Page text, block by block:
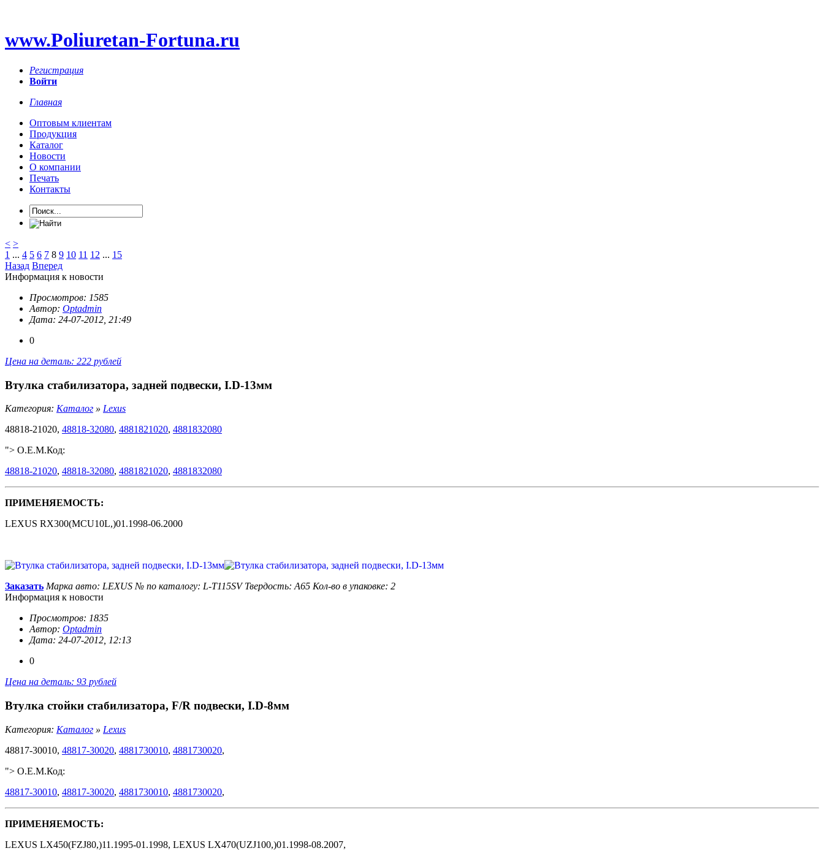
www.Poliuretan-Fortuna.ru
Регистрация
Войти
Главная
Оптовым клиентам
Продукция
Каталог
Новости
О компании
Печать
Контакты
< >
1 ... 4 5 6 7 8 9 10 11 12 ... 15
Назад Вперед
Информация к новости
Просмотров: 1585
Автор: Optadmin
Дата: 24-07-2012, 21:49
0
Цена на деталь: 222 рублей
Втулка стабилизатора, задней подвески, I.D-13мм
Категория: Каталог » Lexus
48818-21020, 48818-32080, 4881821020, 4881832080
"> O.E.M.Код:
48818-21020, 48818-32080, 4881821020, 4881832080
ПРИМЕНЯЕМОСТЬ:
LEXUS RX300(MCU10L,)01.1998-06.2000
Заказать Марка авто: LEXUS № по каталогу: L-T115SV Твердость: А65 Кол-во в упаковке: 2
Информация к новости
Просмотров: 1835
Автор: Optadmin
Дата: 24-07-2012, 12:13
0
Цена на деталь: 93 рублей
Втулка стойки стабилизатора, F/R подвески, I.D-8мм
Категория: Каталог » Lexus
48817-30010, 48817-30020, 4881730010, 4881730020,
"> O.E.M.Код:
48817-30010, 48817-30020, 4881730010, 4881730020,
ПРИМЕНЯЕМОСТЬ:
LEXUS LX450(FZJ80,)11.1995-01.1998, LEXUS LX470(UZJ100,)01.1998-08.2007,